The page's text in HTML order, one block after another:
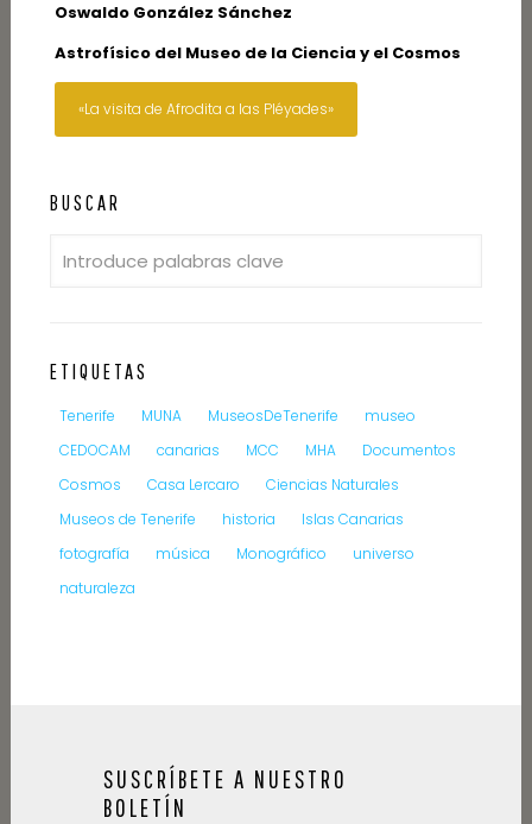
Oswaldo González Sánchez
Astrofísico del Museo de la Ciencia y el Cosmos
«La visita de Afrodita a las Pléyades»
BUSCAR
ETIQUETAS
Tenerife MUNA MuseosDeTenerife
museo
CEDOCAM
canarias MCC MHA
Documentos
Cosmos
Casa Lercaro
Ciencias Naturales
Museos de Tenerife
historia
Islas Canarias
fotografía
música Monográfico
universo
naturaleza
SUSCRÍBETE A NUESTRO
BOLETÍN